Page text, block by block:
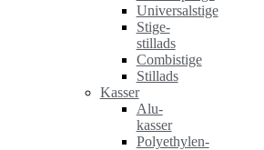
Universalstige
Stige-
stillads
Combistige
Stillads
Kasser
Alu-
kasser
Polyethylen-